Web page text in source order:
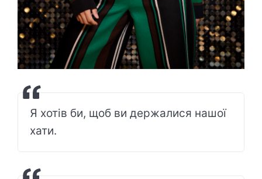
Я хотів би, щоб ви держалися нашої
хати.